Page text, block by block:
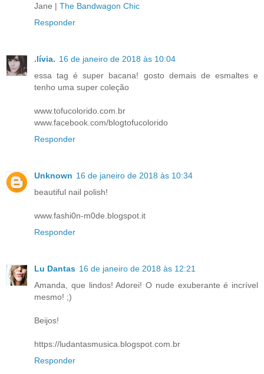
Jane | The Bandwagon Chic
Responder
.lívia. 16 de janeiro de 2018 às 10:04
essa tag é super bacana! gosto demais de esmaltes e
tenho uma super coleção
www.tofucolorido.com.br
www.facebook.com/blogtofucolorido
Responder
Unknown 16 de janeiro de 2018 às 10:34
beautiful nail polish!
www.fashi0n-m0de.blogspot.it
Responder
Lu Dantas 16 de janeiro de 2018 às 12:21
Amanda, que lindos! Adorei! O nude exuberante é incrível
mesmo! ;)
Beijos!
https://ludantasmusica.blogspot.com.br
Responder